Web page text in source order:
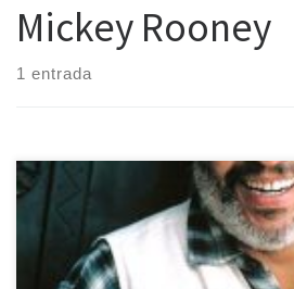
Mickey Rooney
1 entrada
Como bien sabéis, hace unos días
personajes televisivos que habían